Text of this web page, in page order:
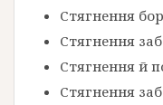
Стягнення
Стягнення
Стягнення й
Стягнення